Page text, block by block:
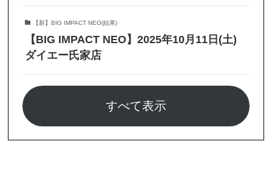
【新】BIG IMPACT NEO(結果)
【BIG IMPACT NEO】2025年10月11日(土)
ダイエー氏家店
すべて表示